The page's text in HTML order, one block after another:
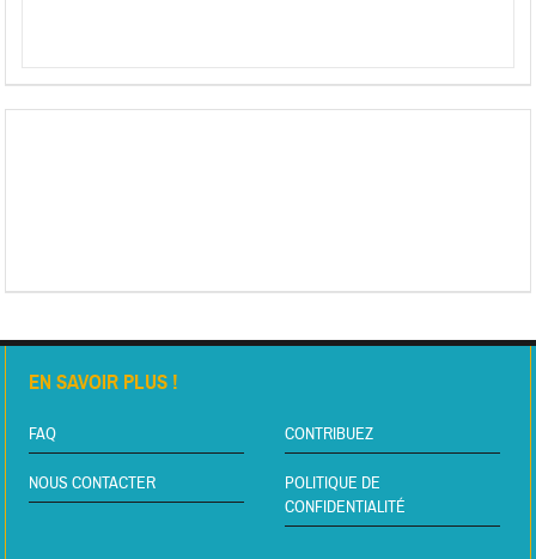
EN SAVOIR PLUS !
FAQ CONTRIBUEZ
NOUS CONTACTER
POLITIQUE DE
CONFIDENTIALITÉ